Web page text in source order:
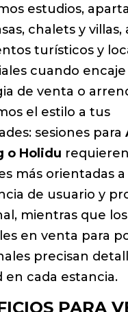
estudios,
chalets y villas,
turísticos y
cuando encaje
de venta o
el estilo a tus
sesiones para
o Holidu requieren
más orientadas a
de usuario y
mientras que los
en venta para
precisan
en cada estancia.
PARA